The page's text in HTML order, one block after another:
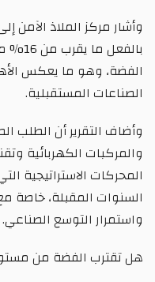
وأشار مركز الملاذ
الفضة، وهو ما يعكس
الصناعات المستقبلية.
وأضاف التقرير أن الطلب
والمركبات الكهربائية
المحركات الاستراتيجية
السنوات المقبلة، خاصة
واستمرار التوسع الصناعي.
هل تقترب الفضة من مستوى 100 دولار